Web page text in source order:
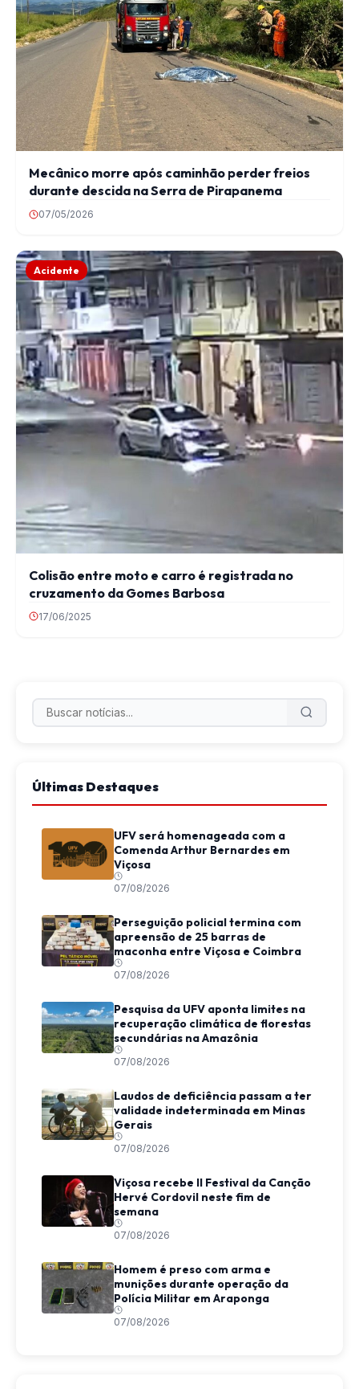
Mecânico morre após caminhão perder freios
durante descida na Serra de Pirapanema
07/05/2026
Acidente
Colisão entre moto e carro é registrada no
cruzamento da Gomes Barbosa
17/06/2025
Últimas Destaques
UFV será homenageada com a
Comenda Arthur Bernardes em
Viçosa
07/08/2026
Perseguição policial termina com
apreensão de 25 barras de
maconha entre Viçosa e Coimbra
07/08/2026
Pesquisa da UFV aponta limites na
recuperação climática de florestas
secundárias na Amazônia
07/08/2026
Laudos de deficiência passam a ter
validade indeterminada em Minas
Gerais
07/08/2026
Viçosa recebe II Festival da Canção
Hervé Cordovil neste fim de
semana
07/08/2026
Homem é preso com arma e
munições durante operação da
Polícia Militar em Araponga
07/08/2026